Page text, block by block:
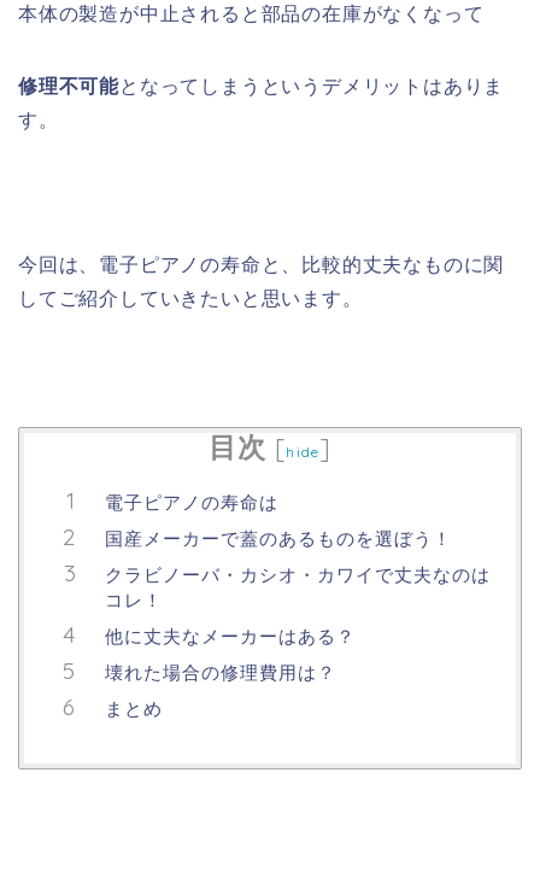
本体の製造が中止されると部品の在庫がなくなって
修理不可能となってしまうというデメリットはありま
す。
今回は、電子ピアノの寿命と、比較的丈夫なものに関
してご紹介していきたいと思います。
目次 [hide]
電子ピアノの寿命は
国産メーカーで蓋のあるものを選ぼう！
クラビノーバ・カシオ・カワイで丈夫なのは
コレ！
他に丈夫なメーカーはある？
壊れた場合の修理費用は？
まとめ